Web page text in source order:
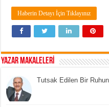
Haberin Detayı İçin Tıklayınız
YAZAR MAKALELERİ
Tutsak Edilen Bir